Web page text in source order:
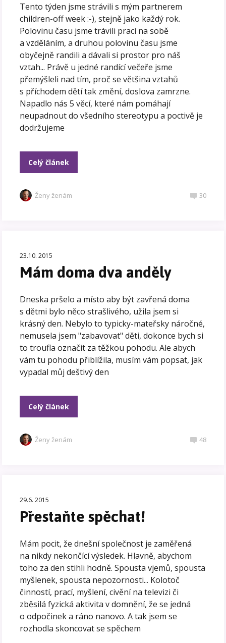
Tento týden jsme strávili s mým partnerem
children-off week :-), stejně jako každý rok.
Polovinu času jsme trávili prací na sobě
a vzděláním, a druhou polovinu času jsme
obyčejně randili a dávali si prostor pro náš
vztah... Právě u jedné randící večeře jsme
přemýšleli nad tím, proč se většina vztahů
s příchodem dětí tak změní, doslova zamrzne.
Napadlo nás 5 věcí, které nám pomáhají
neupadnout do všedního stereotypu a poctivě je
dodržujeme
Celý článek
Ženy ženám 30
23.10. 2015
Mám doma dva anděly
Dneska pršelo a místo aby být zavřená doma
s dětmi bylo něco strašlivého, užila jsem si
krásný den. Nebylo to typicky-mateřsky náročné,
nemusela jsem "zabavovat" děti, dokonce bych si
to troufla označit za těžkou pohodu. Ale abych
vám tu pohodu přiblížila, musím vám popsat, jak
vypadal můj deštivý den
Celý článek
Ženy ženám 48
29.6. 2015
Přestaňte spěchat!
Mám pocit, že dnešní společnost je zaměřená
na nikdy nekončící výsledek. Hlavně, abychom
toho za den stihli hodně. Spousta vjemů, spousta
myšlenek, spousta nepozornosti... Kolotoč
činností, prací, myšlení, civění na televizi či
zběsilá fyzická aktivita v domnění, že se jedná
o odpočinek a ráno nanovo. A tak jsem se
rozhodla skoncovat se spěchem